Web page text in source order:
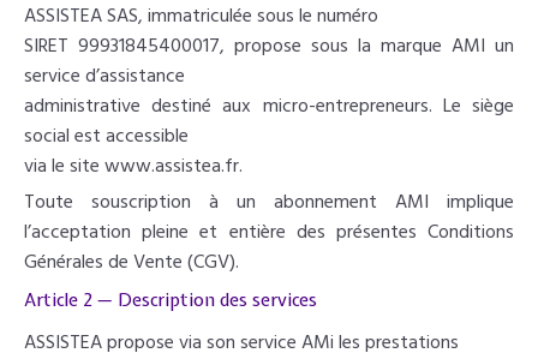
ASSISTEA SAS, immatriculée sous le numéro
SIRET 99931845400017, propose sous la marque AMI un
service d’assistance
administrative destiné aux micro-entrepreneurs. Le siège
social est accessible
via le site www.assistea.fr.
Toute souscription à un abonnement AMI implique
l’acceptation pleine et entière des présentes Conditions
Générales de Vente (CGV).
Article 2 — Description des services
ASSISTEA propose via son service AMi les prestations